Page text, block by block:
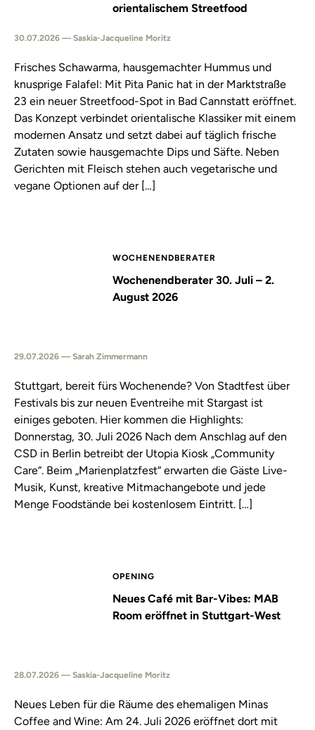
orientalischem Streetfood
30.07.2026 — Saskia-Jacqueline Moritz
Frisches Schawarma, hausgemachter Hummus und
knusprige Falafel: Mit Pita Panic hat in der Marktstraße
23 ein neuer Streetfood-Spot in Bad Cannstatt eröffnet.
Das Konzept verbindet orientalische Klassiker mit einem
modernen Ansatz und setzt dabei auf täglich frische
Zutaten sowie hausgemachte Dips und Säfte. Neben
Gerichten mit Fleisch stehen auch vegetarische und
vegane Optionen auf der […]
WOCHENENDBERATER
Wochenendberater 30. Juli – 2.
August 2026
29.07.2026 — Sarah Zimmermann
Stuttgart, bereit fürs Wochenende? Von Stadtfest über
Festivals bis zur neuen Eventreihe mit Stargast ist
einiges geboten. Hier kommen die Highlights:
Donnerstag, 30. Juli 2026 Nach dem Anschlag auf den
CSD in Berlin betreibt der Utopia Kiosk „Community
Care“. Beim „Marienplatzfest“ erwarten die Gäste Live-
Musik, Kunst, kreative Mitmachangebote und jede
Menge Foodstände bei kostenlosem Eintritt. […]
OPENING
Neues Café mit Bar-Vibes: MAB
Room eröffnet in Stuttgart-West
28.07.2026 — Saskia-Jacqueline Moritz
Neues Leben für die Räume des ehemaligen Minas
Coffee and Wine: Am 24. Juli 2026 eröffnet dort mit